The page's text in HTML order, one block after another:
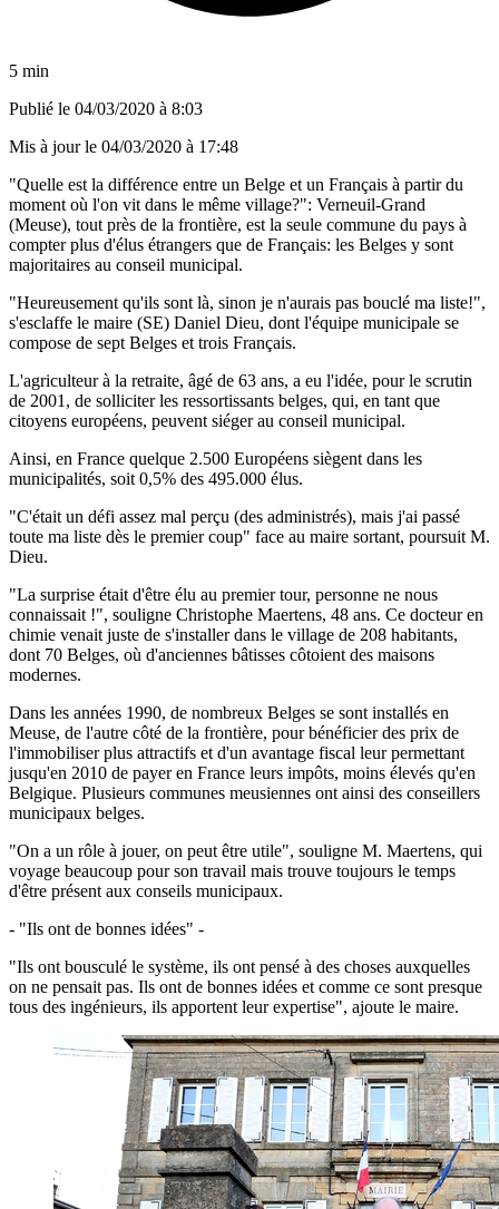
5 min
Publié le 04/03/2020 à 8:03
Mis à jour le 04/03/2020 à 17:48
"Quelle est la différence entre un Belge et un Français à partir du
moment où l'on vit dans le même village?": Verneuil-Grand
(Meuse), tout près de la frontière, est la seule commune du pays à
compter plus d'élus étrangers que de Français: les Belges y sont
majoritaires au conseil municipal.
"Heureusement qu'ils sont là, sinon je n'aurais pas bouclé ma liste!",
s'esclaffe le maire (SE) Daniel Dieu, dont l'équipe municipale se
compose de sept Belges et trois Français.
L'agriculteur à la retraite, âgé de 63 ans, a eu l'idée, pour le scrutin
de 2001, de solliciter les ressortissants belges, qui, en tant que
citoyens européens, peuvent siéger au conseil municipal.
Ainsi, en France quelque 2.500 Européens siègent dans les
municipalités, soit 0,5% des 495.000 élus.
"C'était un défi assez mal perçu (des administrés), mais j'ai passé
toute ma liste dès le premier coup" face au maire sortant, poursuit M.
Dieu.
"La surprise était d'être élu au premier tour, personne ne nous
connaissait !", souligne Christophe Maertens, 48 ans. Ce docteur en
chimie venait juste de s'installer dans le village de 208 habitants,
dont 70 Belges, où d'anciennes bâtisses côtoient des maisons
modernes.
Dans les années 1990, de nombreux Belges se sont installés en
Meuse, de l'autre côté de la frontière, pour bénéficier des prix de
l'immobiliser plus attractifs et d'un avantage fiscal leur permettant
jusqu'en 2010 de payer en France leurs impôts, moins élevés qu'en
Belgique. Plusieurs communes meusiennes ont ainsi des conseillers
municipaux belges.
"On a un rôle à jouer, on peut être utile", souligne M. Maertens, qui
voyage beaucoup pour son travail mais trouve toujours le temps
d'être présent aux conseils municipaux.
- "Ils ont de bonnes idées" -
"Ils ont bousculé le système, ils ont pensé à des choses auxquelles
on ne pensait pas. Ils ont de bonnes idées et comme ce sont presque
tous des ingénieurs, ils apportent leur expertise", ajoute le maire.